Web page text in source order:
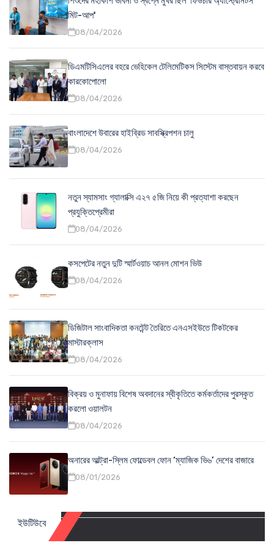
মিট-আপ'
08/04/2026
ডিএমটিসিএলের বহরে ভেহিকেল টেলিমেটিকস সিস্টেম বাস্তবায়ন করবে
কারকোপোলো
08/04/2026
বাংলাদেশে উবারের হাইব্রিড সাবস্ক্রিপশন চালু
08/04/2026
নতুন স্যামসাং গ্যালাক্সি এ২৭ ৫জি নিয়ে কী প্রত্যাশা করছেন
প্রযুক্তিপ্রেমীরা
08/04/2026
কসপেটের নতুন দুটি স্মার্টওয়াচ আনল মোশন ভিউ
08/04/2026
ডিজিটাল সাংবাদিকতা কনটেন্ট তৈরিতে এনএসইউতে টিকটকের
মাস্টারক্লাস
08/04/2026
বিক্রয় ও মুনাফায় বিশেষ অবদানের স্বীকৃতিতে কর্মকর্তাদের পুরস্কৃত
করলো ওয়ালটন
08/04/2026
অনারের আল্ট্রা-স্লিম ফোল্ডেবল ফোন ‘ম্যাজিক ভি৬’ দেশের বাজারে
08/01/2026
ইউটিউবে